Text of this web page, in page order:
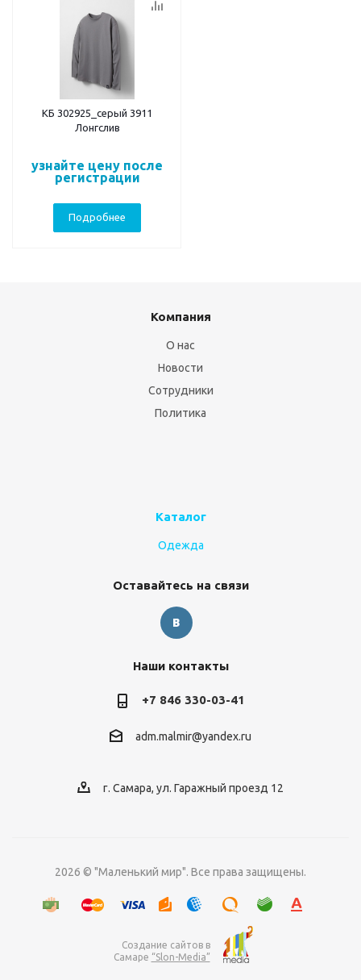
КБ 302925_серый 3911
Лонгслив
узнайте цену после
регистрации
Подробнее
Компания
О нас
Новости
Сотрудники
Политика
Каталог
Одежда
Оставайтесь на связи
Наши контакты
+7 846 330-03-41
adm.malmir@yandex.ru
г. Самара, ул. Гаражный проезд 12
2026 © "Маленький мир". Все права защищены.
Создание сайтов в
Самаре “Slon-Media”